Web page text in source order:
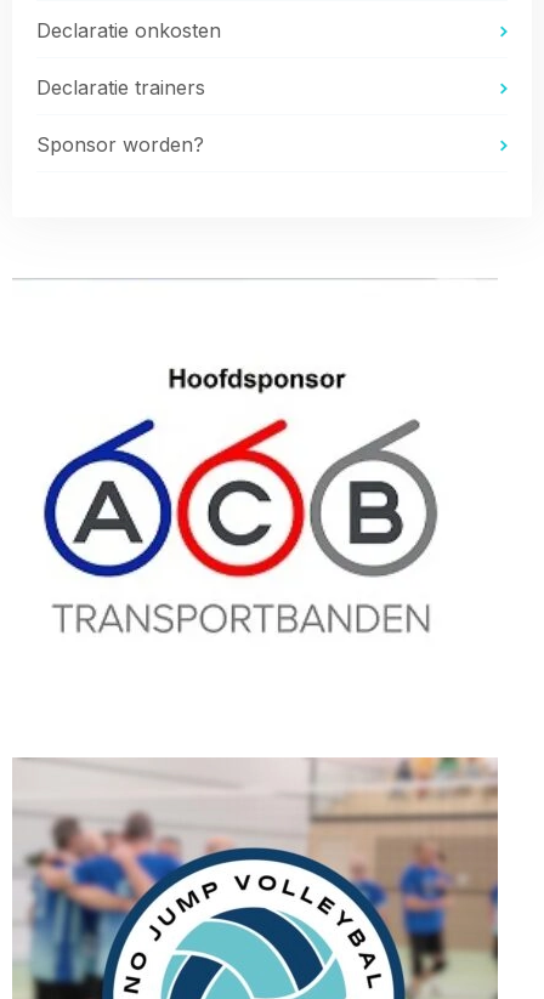
Declaratie onkosten
Declaratie trainers
Sponsor worden?